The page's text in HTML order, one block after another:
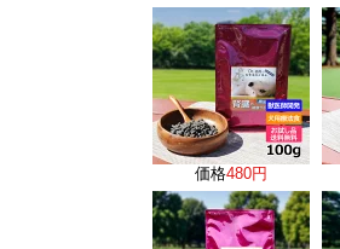
価格480円